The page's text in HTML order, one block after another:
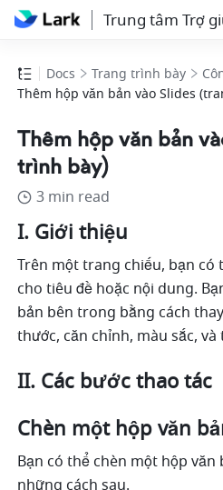
Trung tâm Trợ
Docs Trang trình bày
Thêm hộp văn bản vào Slides
Thêm hộp văn bản
trình bày)
3 min read
I. Giới thiệu
Trên một trang chiếu, bạn có
cho tiêu đề hoặc nội dung.
bản bên trong bằng cách
thước, căn chỉnh, màu sắc,
II. Các bước thao tác
Chèn một hộp văn
Bạn có thể chèn một hộp